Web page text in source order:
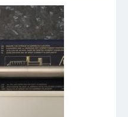
Sterilizáló készülékek
Szívókészülékek
Ultrahang készülékek
Vizsgálólámpák